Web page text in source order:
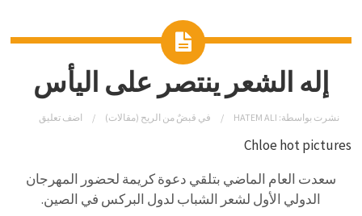
إله الشعر ينتصر على اليأس
نشرت بواسطة: HATEM ALI في قبضٌ من الريح (مقالات) اضف تعليق
Chloe hot pictures
سعدت العام الماضي بتلقي دعوة كريمة لحضور المهرجان
الدولي الأول لشعر الشباب لدول البركس في الصين.